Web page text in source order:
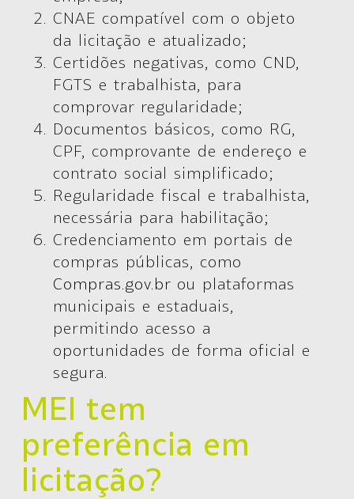
CNAE compatível com o objeto
da licitação e atualizado;
Certidões negativas, como CND,
FGTS e trabalhista, para
comprovar regularidade;
Documentos básicos, como RG,
CPF, comprovante de endereço e
contrato social simplificado;
Regularidade fiscal e trabalhista,
necessária para habilitação;
Credenciamento em portais de
compras públicas, como
Compras.gov.br ou plataformas
municipais e estaduais,
permitindo acesso a
oportunidades de forma oficial e
segura.
MEI tem
preferência em
licitação?